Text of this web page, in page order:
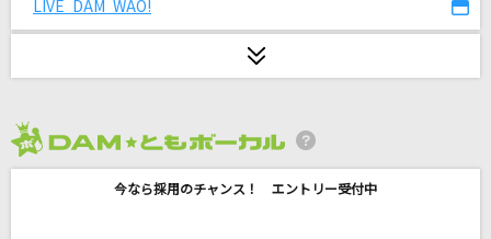
コブクロ
ホワイトノイズ(「東京リベンジャーズ」アニメ
バージョン)
LIVE DAM WAO!
今なら採用のチャンス！ エントリー受付中